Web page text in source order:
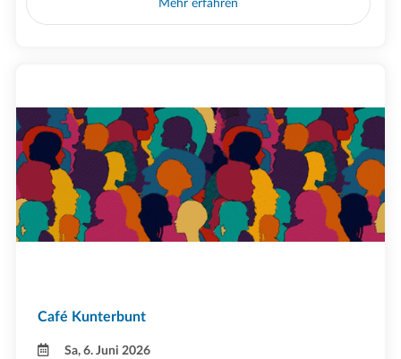
Mehr erfahren
Café Kunterbunt
Sa, 6. Juni 2026